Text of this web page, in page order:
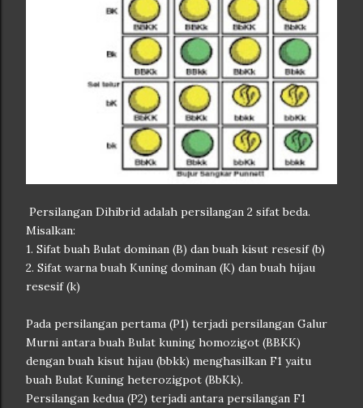
Persilangan Dihibrid adalah persilangan 2 sifat beda.
Misalkan:
1. Sifat buah Bulat dominan (B) dan buah kisut resesif (b)
2. Sifat warna buah Kuning dominan (K) dan buah hijau
resesif (k)
Pada persilangan pertama (P1) terjadi persilangan Galur
Murni antara buah Bulat kuning homozigot (BBKK)
dengan buah kisut hijau (bbkk) menghasilkan F1 yaitu
buah Bulat Kuning heterozigpot (BbKk).
Persilangan kedua (P2) terjadi antara persilangan F1